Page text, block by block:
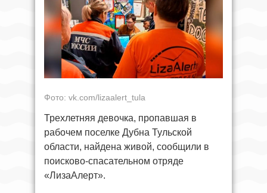
Фото: vk.com/lizaalert_tula
Трехлетняя девочка, пропавшая в
рабочем поселке Дубна Тульской
области, найдена живой, сообщили в
поисково-спасательном отряде
«ЛизаАлерт».